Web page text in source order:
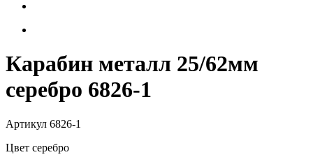
Карабин металл 25/62мм
серебро 6826-1
Артикул 6826-1
Цвет серебро